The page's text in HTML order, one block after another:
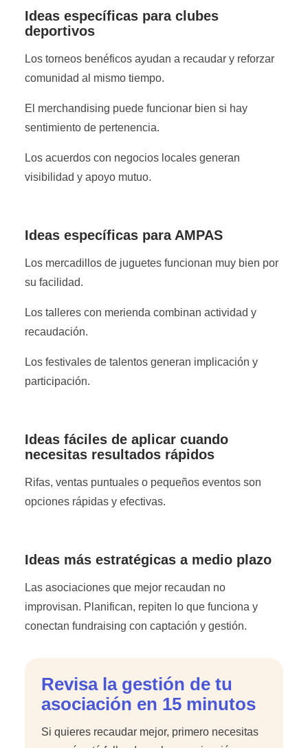
Ideas específicas para clubes
deportivos
Los torneos benéficos ayudan a recaudar y reforzar
comunidad al mismo tiempo.
El merchandising puede funcionar bien si hay
sentimiento de pertenencia.
Los acuerdos con negocios locales generan
visibilidad y apoyo mutuo.
Ideas específicas para AMPAS
Los mercadillos de juguetes funcionan muy bien por
su facilidad.
Los talleres con merienda combinan actividad y
recaudación.
Los festivales de talentos generan implicación y
participación.
Ideas fáciles de aplicar cuando
necesitas resultados rápidos
Rifas, ventas puntuales o pequeños eventos son
opciones rápidas y efectivas.
Ideas más estratégicas a medio plazo
Las asociaciones que mejor recaudan no
improvisan. Planifican, repiten lo que funciona y
conectan fundraising con captación y gestión.
Revisa la gestión de tu
asociación en 15 minutos
Si quieres recaudar mejor, primero necesitas